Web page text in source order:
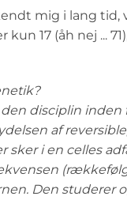
mig i lang tid,
kun 17 (åh nej ...
disciplin inden
af
sker i en celles
Den studerer